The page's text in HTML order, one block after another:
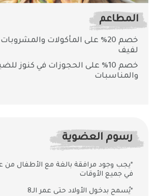
المطاعم
خصم 20% على المأكولات
لفيف
خصم 10% على الحجوزات في كنوز
والمناسبات
رسوم العضوية
في جميع الأوقات
*يُسمح بدخول الأولاد حتى عمر الـ8